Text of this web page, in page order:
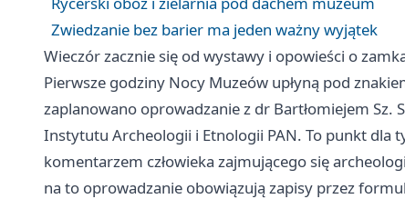
Zwiedzanie bez barier ma jeden ważny wyjątek
Wieczór zacznie się od wystawy i opowieści o
Pierwsze godziny Nocy Muzeów upłyną pod
zaplanowano oprowadzanie z dr Bartłomiejem
Instytutu Archeologii i Etnologii PAN. To punkt dla
komentarzem człowieka zajmującego się
na to oprowadzanie obowiązują zapisy przez